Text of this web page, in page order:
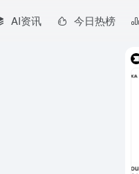
AI资讯 今日热榜